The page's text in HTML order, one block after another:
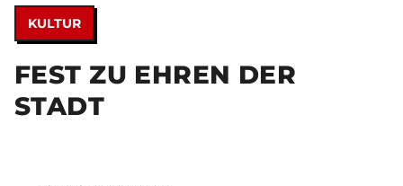
KULTUR
FEST ZU EHREN DER
STADT